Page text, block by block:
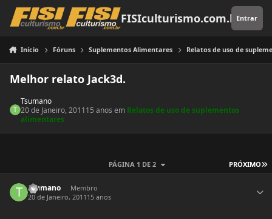
Pular para o conteúdo
FISIculturismo.com.brEntrar
Início Fóruns Suplementos Alimentares Relatos de uso de
Melhor relato Jack3d.
Tsumano
20 de Janeiro, 201115 anos em Relatos de uso de suplementos
alimentares
PRÓXIMO
PÁGINA 1 DE 2
Tsumano
Membro
20 de Janeiro, 2011 15 anos